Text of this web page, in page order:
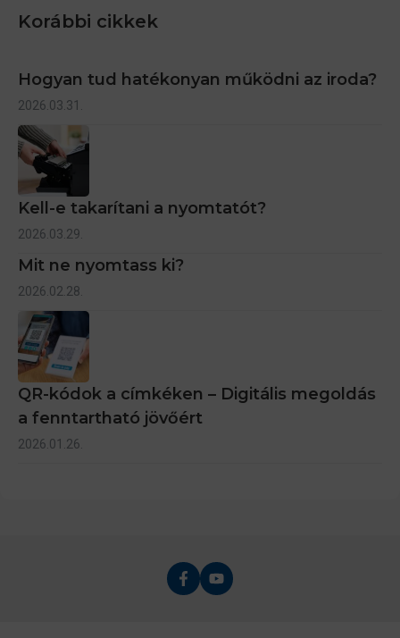
Korábbi cikkek
Hogyan tud hatékonyan működni az iroda?
2026.03.31.
Kell-e takarítani a nyomtatót?
2026.03.29.
Mit ne nyomtass ki?
2026.02.28.
QR-kódok a címkéken – Digitális megoldás
a fenntartható jövőért
2026.01.26.